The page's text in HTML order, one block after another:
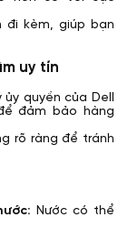
đi kèm, giúp bạn
uy tín
quyền của Dell
đảm bảo hàng
rõ ràng để tránh
Nước có thể